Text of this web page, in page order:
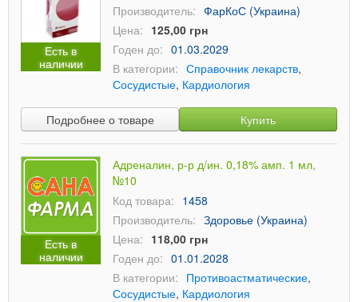
Есть в
наличии
Производитель: ФарКоС (Украина)
Цена: 125,00 грн
Годен до: 01.03.2029
В категории: Справочник лекарств,
Сосудистые, Кардиология
Подробнее о товаре Купить
Есть в
наличии
Адреналин, р-р д/ин. 0,18% амп. 1 мл,
№10
Код товара: 1458
Производитель: Здоровье (Украина)
Цена: 118,00 грн
Годен до: 01.01.2028
В категории: Противоастматические,
Сосудистые, Кардиология